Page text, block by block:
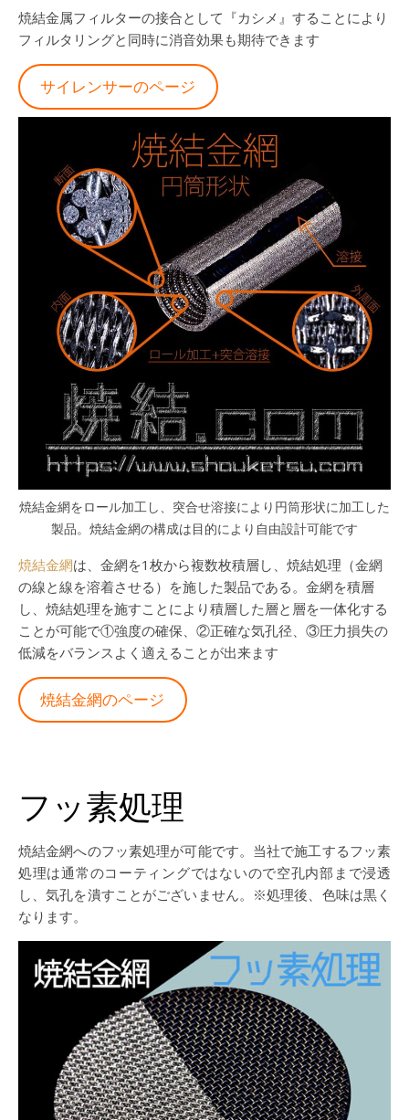
焼結金属フィルターの接合として『カシメ』することにより
フィルタリングと同時に消音効果も期待できます
サイレンサーのページ
焼結金網をロール加工し、突合せ溶接により円筒形状に加工した
製品。焼結金網の構成は目的により自由設計可能です
焼結金網は、金網を1枚から複数枚積層し、焼結処理（金網
の線と線を溶着させる）を施した製品である。金網を積層
し、焼結処理を施すことにより積層した層と層を一体化する
ことが可能で①強度の確保、②正確な気孔径、③圧力損失の
低減をバランスよく適えることが出来ます
焼結金網のページ
フッ素処理
焼結金網へのフッ素処理が可能です。当社で施工するフッ素
処理は通常のコーティングではないので空孔内部まで浸透
し、気孔を潰すことがございません。※処理後、色味は黒く
なります。